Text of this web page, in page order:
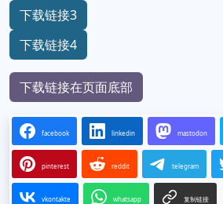
下载链接3
下载链接4
下载链接在页面底部
facebook linkedin mastodon
pinterest reddit telegram
vkontakte whatsapp 复制链接